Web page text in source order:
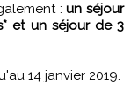
:un séjour
et un séjour de 3
14 janvier 2019.